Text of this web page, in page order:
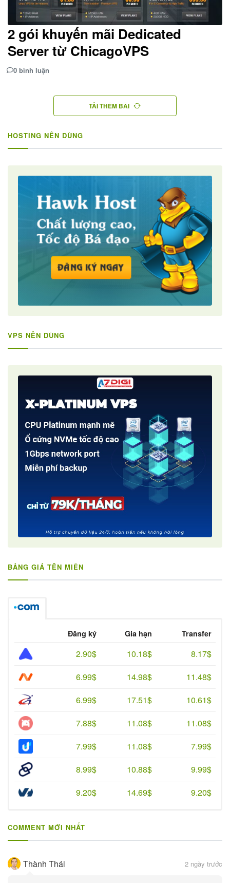
2 gói khuyến mãi Dedicated
Server từ ChicagoVPS
0 bình luận
TẢI THÊM BÀI
HOSTING NÊN DÙNG
VPS NÊN DÙNG
BẢNG GIÁ TÊN MIỀN
Đăng ký Gia hạn Transfer
2.90$ 10.18$
8.17$
6.99$
14.98$
11.48$
6.99$
17.51$
10.61$
7.88$
11.08$
11.08$
7.99$
11.08$
7.99$
8.99$
10.88$
9.99$
9.20$
14.69$ 9.20$
COMMENT MỚI NHẤT
Thành Thái 2 ngày trước